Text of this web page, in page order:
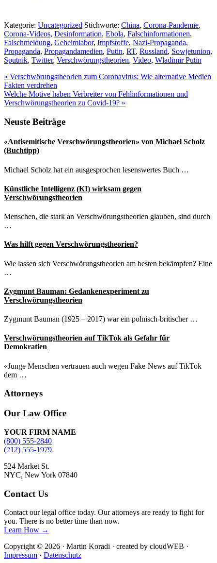
Kategorie: Uncategorized Stichworte: China, Corona-Pandemie,
Corona-Videos, Desinformation, Ebola, Falschinformationen,
Falschmeldung, Geheimlabor, Impfstoffe, Nazi-Propaganda,
Propaganda, Propagandamedien, Putin, RT, Russland, Sowjetunion,
Sputnik, Twitter, Verschwörungstheorien, Video, Wladimir Putin
Vorheriger
Beitrag:
« Verschwörungstheorien zum Coronavirus: Wie alternative Medien
Fakten verdrehen
Nächster
Beitrag:
Welche Motive haben Verbreiter von Fehlinformationen und
Verschwörungstheorien zu Covid-19? »
Seitenspalte
Neuste Beiträge
«Antisemitische Verschwörungstheorien» von Michael Scholz
(Buchtipp)
Michael Scholz hat ein ausgesprochen lesenswertes Buch …
Künstliche Intelligenz (KI) wirksam gegen
Verschwörungstheorien
Menschen, die stark an Verschwörungstheorien glauben, sind durch
…
Was hilft gegen Verschwörungstheorien?
Wie lassen sich Verschwörungstheorien am besten bekämpfen? Eine
…
Zygmunt Bauman: Gedankenexperiment zu
Verschwörungstheorien
Zygmunt Bauman (1925 – 2017) war ein polnisch-britischer …
Verschwörungstheorien auf TikTok als Gefahr für
Demokratien
«Junge Menschen vertrauen auch wegen Fake-News auf TikTok
dem …
Attorneys
Site
Footer
Our Law Office
YOUR FIRM NAME
(800) 555-2840
(212) 555-1979
524 Market St.
NYC, New York 07840
Contact Us
Contact our legal office today. Our attorneys are ready to fight for
you. There is no better time than now.
Learn How →
Copyright © 2026 · Martin Koradi · created by cloudWEB ·
Impressum · Datenschutz